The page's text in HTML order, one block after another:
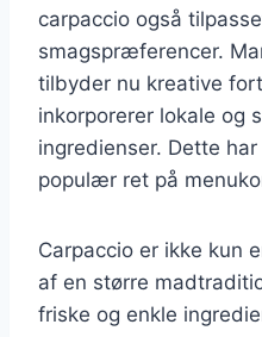
carpaccio også
smagspræferencer.
tilbyder nu kreative
inkorporerer lokale og
ingredienser. Dette
populær ret på
Carpaccio er ikke kun
af en større
friske og enkle